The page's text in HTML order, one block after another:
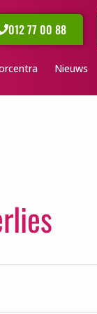
012 77 00 88
Nieuws